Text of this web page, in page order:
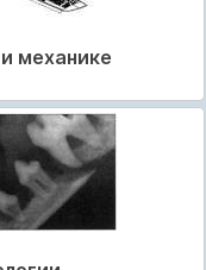
механике